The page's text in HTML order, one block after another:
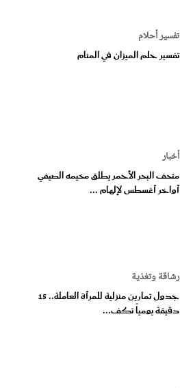
تفسير أحلام
تفسير حلم الميزان في المنام
أخبار
متحف البحر الأحمر يطلق مخيمه الصيفي
أواخر أغسطس لإلهام ...
رشاقة وتغذية
جدول تمارين منزلية للمرأة العاملة.. 15
دقيقة يومياً تكف...